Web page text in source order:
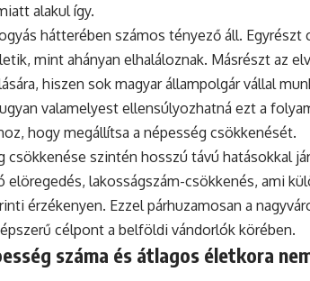
alakul így.
hátterében számos tényező áll. Egyrészt
mint ahányan elhaláloznak. Másrészt az
hiszen sok magyar állampolgár vállal
valamelyest ellensúlyozhatná ezt a
hogy megállítsa a népesség csökkenését.
csökkenése szintén hosszú távú hatásokkal
elöregedés, lakosságszám-csökkenés, ami
érzékenyen. Ezzel párhuzamosan a
célpont a belföldi vándorlók körében.
száma és átlagos életkora